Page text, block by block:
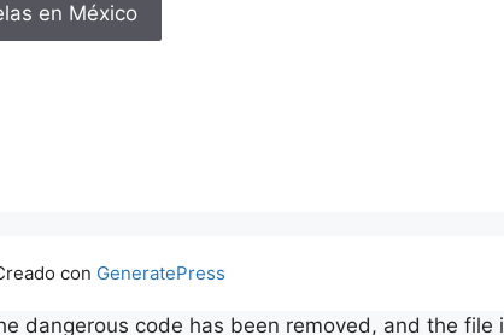
en México
con GeneratePress
dangerous code has been removed, and the file